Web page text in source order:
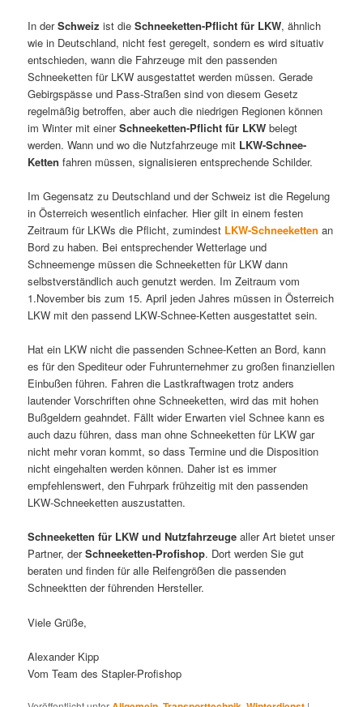
In derSchweiz ist dieSchneeketten-Pflicht für LKW, ähnlich
wie in Deutschland, nicht fest geregelt, sondern es wird situativ
entschieden, wann die Fahrzeuge mit den passenden
Schneeketten für LKW ausgestattet werden müssen. Gerade
Gebirgspässe und Pass-Straßen sind von diesem Gesetz
regelmäßig betroffen, aber auch die niedrigen Regionen können
im Winter mit einerSchneeketten-Pflicht für LKW belegt
werden. Wann und wo die Nutzfahrzeuge mit LKW-Schnee-
Ketten fahren müssen, signalisieren entsprechende Schilder.
Im Gegensatz zu Deutschland und der Schweiz ist die Regelung
in Österreich wesentlich einfacher. Hier gilt in einem festen
Zeitraum für LKWs die Pflicht, zumindest LKW-Schneeketten an
Bord zu haben. Bei entsprechender Wetterlage und
Schneemenge müssen die Schneeketten für LKW dann
selbstverständlich auch genutzt werden. Im Zeitraum vom
1.November bis zum 15. April jeden Jahres müssen in Österreich
LKW mit den passend LKW-Schnee-Ketten ausgestattet sein.
Hat ein LKW nicht die passenden Schnee-Ketten an Bord, kann
es für den Spediteur oder Fuhrunternehmer zu großen finanziellen
Einbußen führen. Fahren die Lastkraftwagen trotz anders
lautender Vorschriften ohne Schneeketten, wird das mit hohen
Bußgeldern geahndet. Fällt wider Erwarten viel Schnee kann es
auch dazu führen, dass man ohne Schneeketten für LKW gar
nicht mehr voran kommt, so dass Termine und die Disposition
nicht eingehalten werden können. Daher ist es immer
empfehlenswert, den Fuhrpark frühzeitig mit den passenden
LKW-Schneeketten auszustatten.
Schneeketten für LKW und Nutzfahrzeuge aller Art bietet unser
Partner, derSchneeketten-Profishop. Dort werden Sie gut
beraten und finden für alle Reifengrößen die passenden
Schneektten der führenden Hersteller.
Viele Grüße,
Alexander Kipp
Vom Team des Stapler-Profishop